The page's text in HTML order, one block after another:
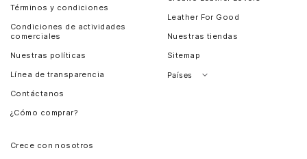
Términos y condiciones
Condiciones de actividades
comerciales
Nuestras políticas
Línea de transparencia
Contáctanos
¿Cómo comprar?
Leather For Good
Nuestras tiendas
Sitemap
Países
Crece con nosotros